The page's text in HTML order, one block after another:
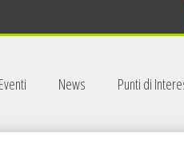
Eventi News Punti di